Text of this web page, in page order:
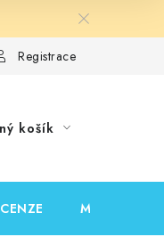
Registrace
košík
MOJE